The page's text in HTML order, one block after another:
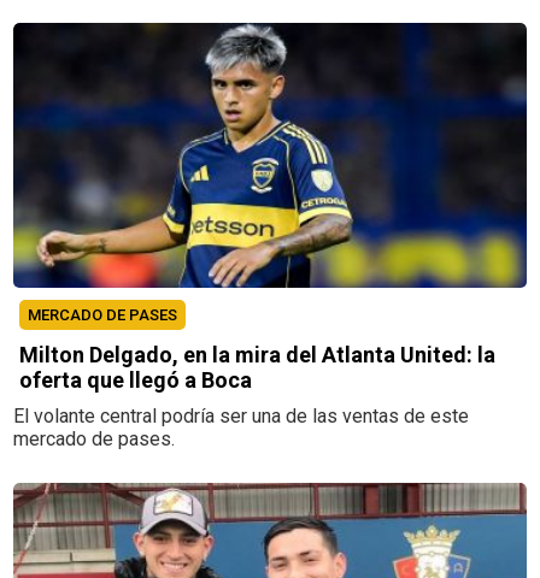
MERCADO DE PASES
Milton Delgado, en la mira del Atlanta United: la
oferta que llegó a Boca
El volante central podría ser una de las ventas de este
mercado de pases.